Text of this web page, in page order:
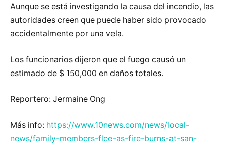
Aunque se está investigando la causa del incendio, las
autoridades creen que puede haber sido provocado
accidentalmente por una vela.
Los funcionarios dijeron que el fuego causó un
estimado de $ 150,000 en daños totales.
Reportero: Jermaine Ong
Más info: https://www.10news.com/news/local-
news/family-members-flee-as-fire-burns-at-san-